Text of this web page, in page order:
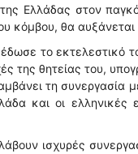
Ελλάδας στον
κόμβου, θα
το εκτελεστικό
της θητείας του,
τη συνεργασία
και οι ελληνικές
ισχυρές